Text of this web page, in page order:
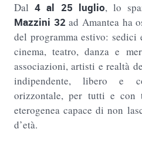
Dal4 al 25 luglio, lo
Mazzini 32 ad Amantea ha
del programma estivo:
cinema, teatro, danza e
associazioni, artisti e realtà
indipendente, libero e
orizzontale, per tutti e con
eterogenea capace di non
d’età.